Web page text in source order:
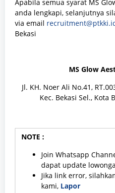
Apabila semua syarat MS
anda lengkapi, selanjutnya
via email
Bekasi
MS Glow
Jl. KH. Noer Ali No.41,
Kec. Bekasi Sel., Kota
NOTE :
Join Whatsapp
dapat update
Jika link error,
kami, Lapor